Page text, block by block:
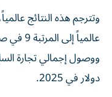
دولار في 2025.